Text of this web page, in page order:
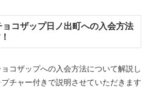
コザップ日ノ出町への入会方法
コザップへの入会方法について解説し
チャー付きで説明させていただきます